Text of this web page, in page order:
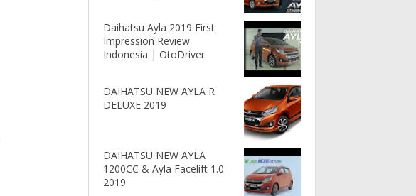
Daihatsu Ayla 2019 First
Impression Review
Indonesia | OtoDriver
DAIHATSU NEW AYLA R
DELUXE 2019
DAIHATSU NEW AYLA
1200CC & Ayla Facelift 1.0
2019